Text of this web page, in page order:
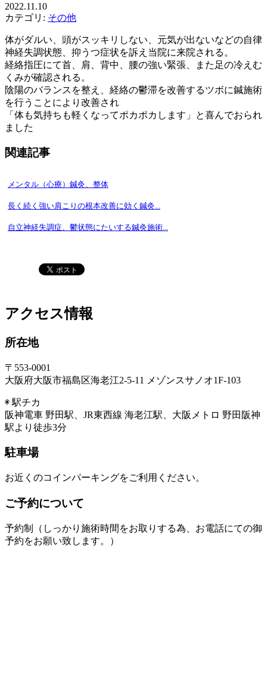
2022.11.10
カテゴリ: その他
体がダルい、頭がスッキリしない、元気が出ないなどの自律
神経失調状態、抑うつ症状を訴え当院に来院される。
経絡指圧にて首、肩、背中、腰の強い緊張、また足の冷えむ
くみが確認される。
陰陽のバランスを整え、経絡の鬱滞を改善するツボに鍼施術
を行うことにより改善され
「体も気持ちも軽くなってポカポカします」と喜んでおられ
ました
関連記事
メンタル（心療）鍼灸、整体
長く続く強い肩こりの根本改善に効く鍼灸...
自立神経失調症、鬱状態にたいする鍼灸施術...
アクセス情報
所在地
〒553-0001
大阪府大阪市福島区海老江2-5-11 メゾンスサノオ1F-103
◉ 駅チカ
阪神電車 野田駅、JR東西線 海老江駅、大阪メトロ 野田阪神
駅より徒歩3分
駐車場
お近くのコインパーキングをご利用ください。
ご予約について
予約制（しっかり施術時間をお取りする為、お電話にての御
予約をお願い致します。）